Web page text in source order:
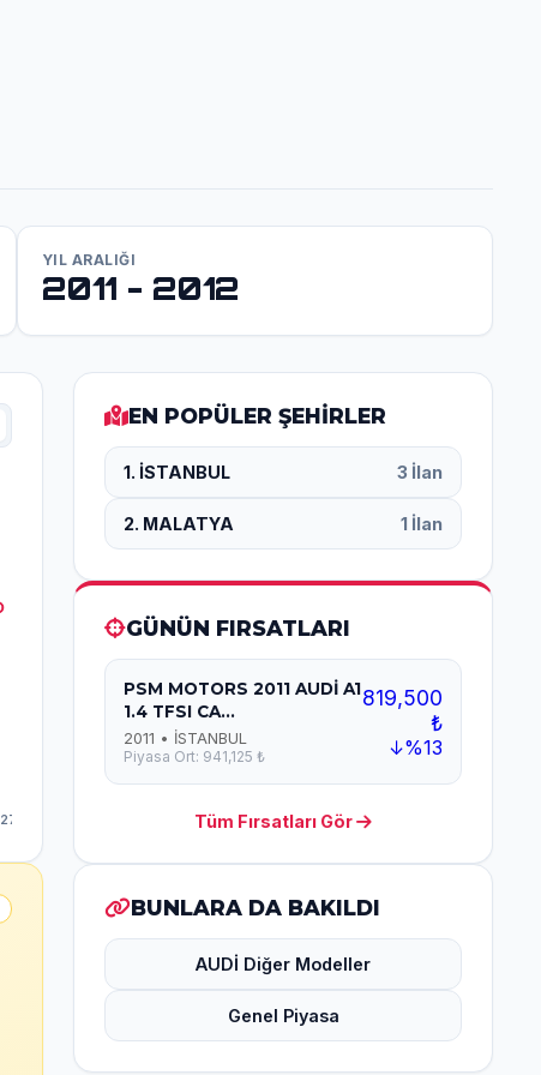
YIL ARALIĞI
2011 - 2012
EN POPÜLER ŞEHİRLER
1. İSTANBUL 3 İlan
2. MALATYA 1 İlan
GÜNÜN FIRSATLARI
PSM MOTORS 2011 AUDİ A1
1.4 TFSI CA...
2011 • İSTANBUL
Piyasa Ort: 941,125 ₺
819,500
₺
↓%13
Tüm Fırsatları Gör
BUNLARA DA BAKILDI
AUDİ Diğer Modeller
Genel Piyasa